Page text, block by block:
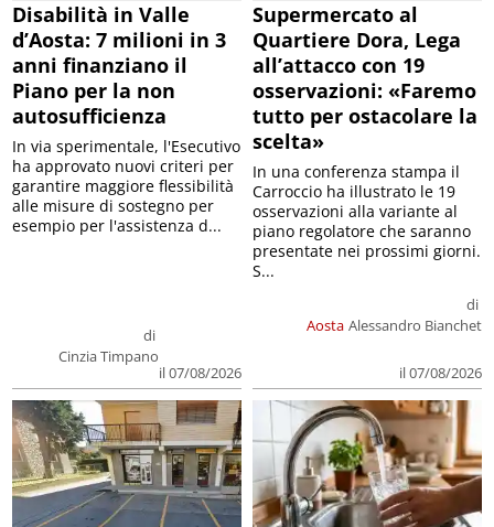
Disabilità in Valle
d’Aosta: 7 milioni in 3
anni finanziano il
Piano per la non
autosufficienza
di
Cinzia Timpano
il 07/08/2026
In via sperimentale, l'Esecutivo
ha approvato nuovi criteri per
garantire maggiore flessibilità
alle misure di sostegno per
esempio per l'assistenza d...
Supermercato al
Quartiere Dora, Lega
all’attacco con 19
osservazioni: «Faremo
tutto per ostacolare la
scelta»
Aosta
di
Alessandro Bianchet
il 07/08/2026
In una conferenza stampa il
Carroccio ha illustrato le 19
osservazioni alla variante al
piano regolatore che saranno
presentate nei prossimi giorni.
S...